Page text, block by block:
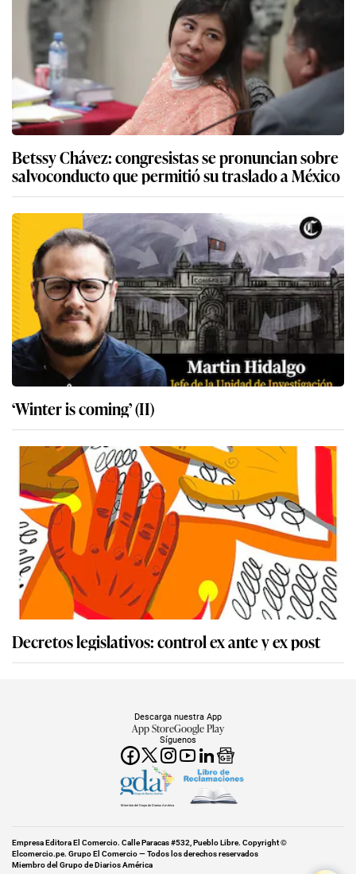
Betssy Chávez: congresistas se pronuncian sobre
salvoconducto que permitió su traslado a México
‘Winter is coming’ (II)
Decretos legislativos: control ex ante y ex post
Síguenos
Descarga nuestra App
App StoreGoogle Play
Miembro del Grupo de Diarios América
Empresa Editora El Comercio. Calle Paracas #532, Pueblo Libre. Copyright ©
Elcomercio.pe. Grupo El Comercio — Todos los derechos reservados
Miembro del Grupo de Diarios América